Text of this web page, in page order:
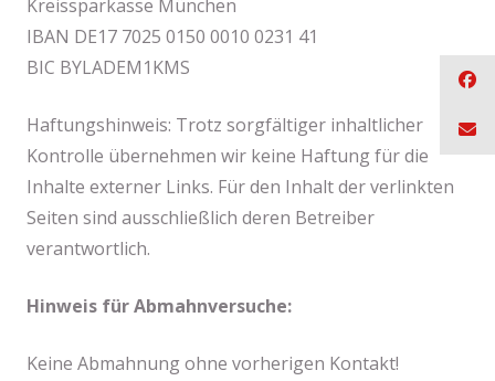
Kreissparkasse München
IBAN DE17 7025 0150 0010 0231 41
BIC BYLADEM1KMS
Haftungshinweis: Trotz sorgfältiger inhaltlicher
Kontrolle übernehmen wir keine Haftung für die
Inhalte externer Links. Für den Inhalt der verlinkten
Seiten sind ausschließlich deren Betreiber
verantwortlich.
Hinweis für Abmahnversuche:
Keine Abmahnung ohne vorherigen Kontakt!